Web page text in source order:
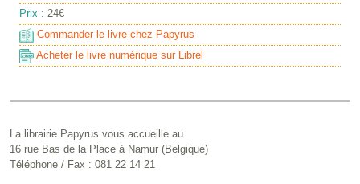
Prix : 24€
Commander le livre chez Papyrus
Acheter le livre numérique sur Librel
La librairie Papyrus vous accueille au
16 rue Bas de la Place à Namur (Belgique)
Téléphone / Fax : 081 22 14 21